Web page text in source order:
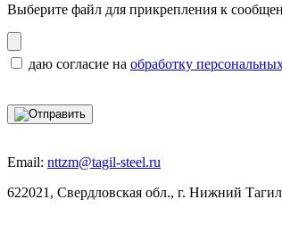
Выберите файл для прикрепления к
даю согласие на обработку
Email: nttzm@tagil-steel.ru
622021, Свердловская обл., г. Нижний